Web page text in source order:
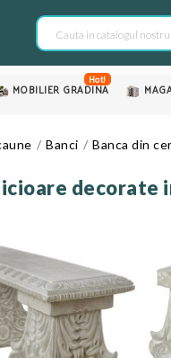
MOBILIER GRADINA
Hot!
Banci Banca din
decorate